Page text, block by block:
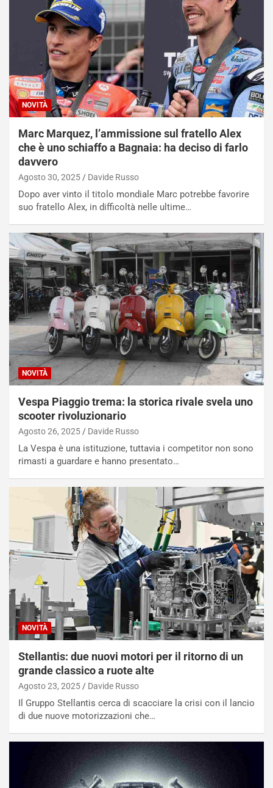
NOVITÀ
Marc Marquez, l’ammissione sul fratello Alex
che è uno schiaffo a Bagnaia: ha deciso di farlo
davvero
Agosto 30, 2025 Davide Russo
Dopo aver vinto il titolo mondiale Marc potrebbe favorire
suo fratello Alex, in difficoltà nelle ultime…
NOVITÀ
Vespa Piaggio trema: la storica rivale svela uno
scooter rivoluzionario
Agosto 26, 2025 Davide Russo
La Vespa è una istituzione, tuttavia i competitor non sono
rimasti a guardare e hanno presentato…
NOVITÀ
Stellantis: due nuovi motori per il ritorno di un
grande classico a ruote alte
Agosto 23, 2025 Davide Russo
Il Gruppo Stellantis cerca di scacciare la crisi con il lancio
di due nuove motorizzazioni che…